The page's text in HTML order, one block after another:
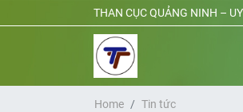
THAN CỤC QUẢNG NINH –
Home Tin tức